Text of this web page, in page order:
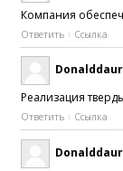
Компания
Ответить Ссылка
Реализация
Ответить Ссылка